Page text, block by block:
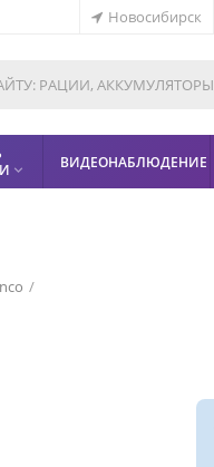
Новосибирск
 ВИДЕОНАБЛЮДЕНИЕ
/